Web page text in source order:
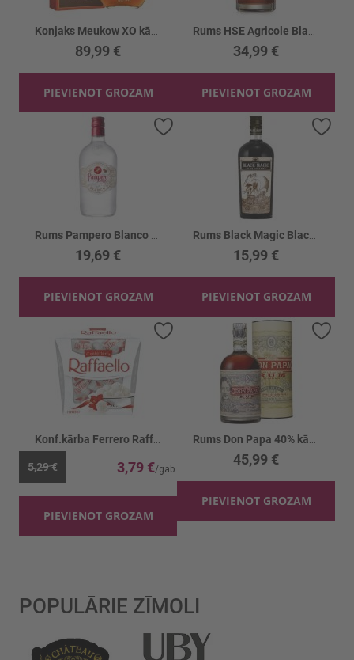
89,99 €
PIEVIENOT GROZAM
34,99 €
PIEVIENOT GROZAM
19,69 €
PIEVIENOT GROZAM
Pievienot vēlmju sarakstam
15,99 €
PIEVIENOT GROZAM
5,29 € 3,79 €
PIEVIENOT GROZAM
Pievienot vēlmju sarakstam
45,99 €
PIEVIENOT GROZAM
POPULĀRIE ZĪMOLI